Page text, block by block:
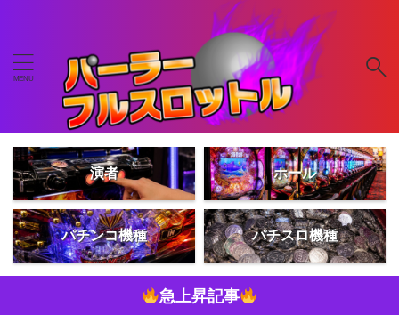
演者 ホール
パチンコ機種 パチスロ機種
急上昇記事